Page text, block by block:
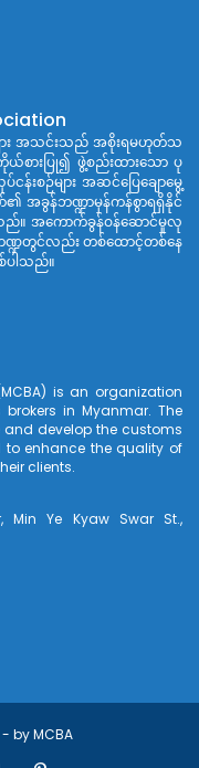
ျား အသင်းသည် အစိုးရမဟုတ်သ
စားပြု၍ ဖွဲ့စည်းထားသော ပု
စဉ်များ အဆင်ပြေချောမွေ့
၏ အခွန်ဘဏ္ဍာမှန်ကန်စွာရရှိနိုင်
ည်။ အကောက်ခွန်ဝန်ဆောင်မှုလု
ကဏ္ဍတွင်လည်း တစ်ထောင့်တစ်နေ
ပါသည်။
is an organization
in Myanmar. The
develop the customs
to enhance the quality of
clients.
Min Ye Kyaw Swar St.,
- byMCBA